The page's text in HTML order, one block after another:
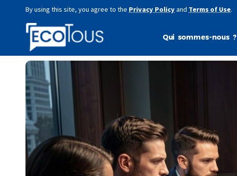
By using this site, you agree to the Privacy Policyand Terms of Use.
Qui sommes-nous ?